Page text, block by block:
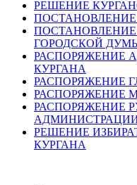
РЕШЕНИЕ
ПОСТАНОВЛЕНИЕ
ПОСТАНОВЛЕНИЕ
ГОРОДСКОЙ
РАСПОРЯЖЕНИЕ
КУРГАНА
РАСПОРЯЖЕНИЕ
РАСПОРЯЖЕНИЕ
РАСПОРЯЖЕНИЕ
РЕШЕНИЕ
КУРГАНА